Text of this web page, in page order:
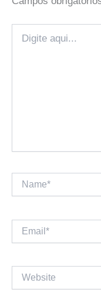
aqui...
Website